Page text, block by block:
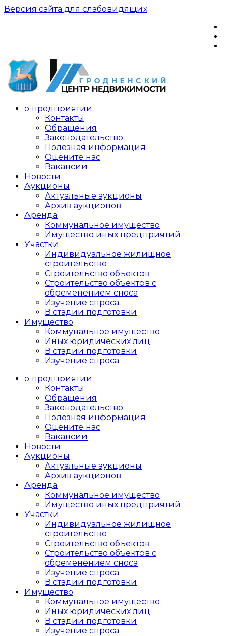
Версия сайта для слабовидящих
о предприятии
Контакты
Обращения
Законодательство
Полезная информация
Оцените нас
Вакансии
Новости
Аукционы
Актуальные аукционы
Архив аукционов
Аренда
Коммунальное имущество
Имущество иных предприятий
Участки
Индивидуальное жилищное
строительство
Строительство объектов
Cтроительство объектов с
обременением сноса
Изучение спроса
В стадии подготовки
Имущество
Коммунальное имущество
Иных юридических лиц
В стадии подготовки
Изучение спроса
о предприятии
Контакты
Обращения
Законодательство
Полезная информация
Оцените нас
Вакансии
Новости
Аукционы
Актуальные аукционы
Архив аукционов
Аренда
Коммунальное имущество
Имущество иных предприятий
Участки
Индивидуальное жилищное
строительство
Строительство объектов
Cтроительство объектов с
обременением сноса
Изучение спроса
В стадии подготовки
Имущество
Коммунальное имущество
Иных юридических лиц
В стадии подготовки
Изучение спроса